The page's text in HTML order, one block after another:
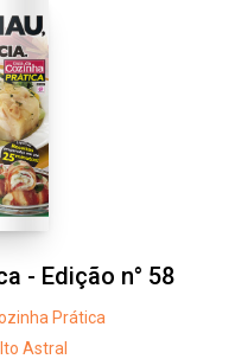
- Edição n° 58
Prática
Astral
Twitter